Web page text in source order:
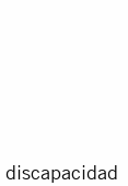
discapacidad